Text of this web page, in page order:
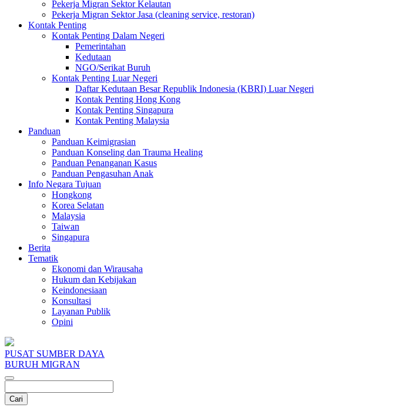
Pekerja Migran Sektor Kelautan
Pekerja Migran Sektor Jasa (cleaning service, restoran)
Kontak Penting
Kontak Penting Dalam Negeri
Pemerintahan
Kedutaan
NGO/Serikat Buruh
Kontak Penting Luar Negeri
Daftar Kedutaan Besar Republik Indonesia (KBRI) Luar Negeri
Kontak Penting Hong Kong
Kontak Penting Singapura
Kontak Penting Malaysia
Panduan
Panduan Keimigrasian
Panduan Konseling dan Trauma Healing
Panduan Penanganan Kasus
Panduan Pengasuhan Anak
Info Negara Tujuan
Hongkong
Korea Selatan
Malaysia
Taiwan
Singapura
Berita
Tematik
Ekonomi dan Wirausaha
Hukum dan Kebijakan
Keindonesiaan
Konsultasi
Layanan Publik
Opini
PUSAT SUMBER DAYA
BURUH MIGRAN